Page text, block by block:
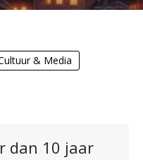
& Media
dan 10 jaar